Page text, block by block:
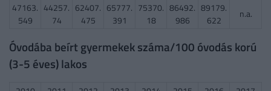
47163.
549
44257.
74
62407.
475
65777.
391
75370.
18
86492.
986
89179.
622
n.a.
Óvodába beírt gyermekek száma/100 óvodás korú
(3-5 éves) lakos